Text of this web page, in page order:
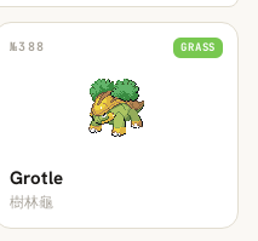
№388 GRASS
Grotle
樹林龜